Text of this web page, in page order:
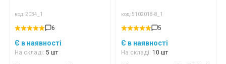
код: 2034_1
6
Є в наявності
На складі: 5 шт
код: 5102018-8_1
5
Є в наявності
На складі: 10 шт